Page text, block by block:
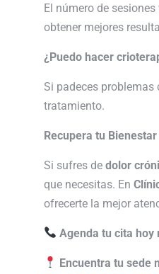
El número de
obtener mejores
¿Puedo hacer
Si padeces
tratamiento.
Recupera tu
Si sufres de dolor
que necesitas. En
ofrecerte la mejor
Agenda tu cita
Encuentra tu sede